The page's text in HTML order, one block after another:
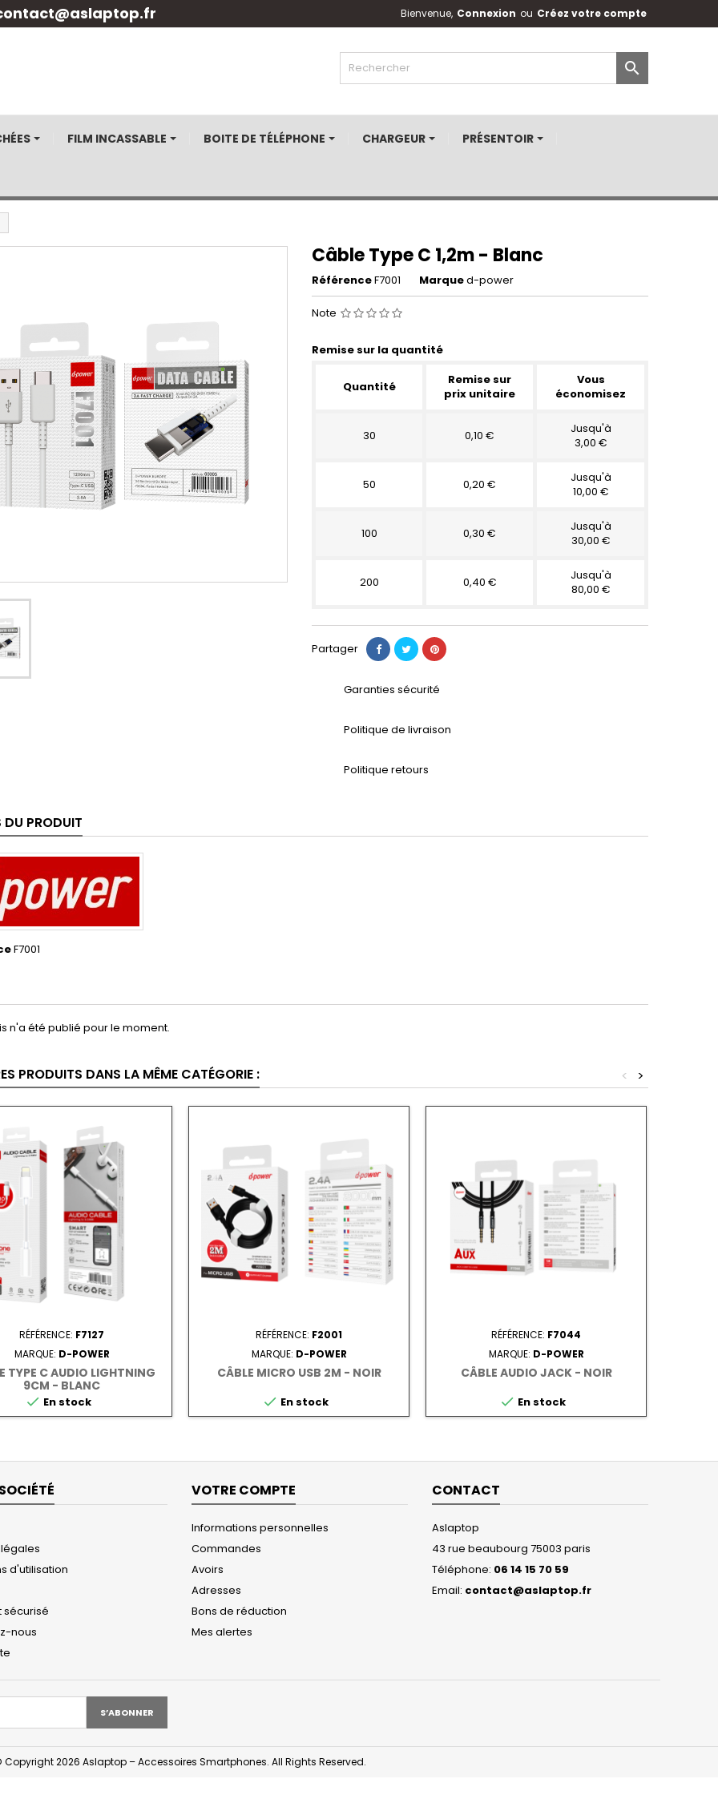
Bienvenue, Connexion ou Créez votre compte

FILM INCASSABLE BOITE DE TÉLÉPHONE CHARGEUR PRÉSENTOIR
Câble Type C 1,2m - Blanc
RéférenceF7001 Marqued-power
Note
Remise sur la quantité
Quantité
Remise sur
prix unitaire
Vous
économisez
30 0,10 €
Jusqu'à
3,00 €
50 0,20 €
Jusqu'à
10,00 €
100 0,30 €
Jusqu'à
30,00 €
200 0,40 €
Jusqu'à
80,00 €
Partager
Garanties sécurité
Politique de livraison
Politique retours
DU PRODUIT
F7001
n'a été publié pour le moment.
PRODUITS DANS LA MÊME CATÉGORIE : >
<
RÉFÉRENCE: F7127
MARQUE: D-POWER
TYPE C AUDIO LIGHTNING
9CM - BLANC
 En stock
RÉFÉRENCE: F2001
MARQUE: D-POWER
CÂBLE MICRO USB 2M - NOIR
 En stock
RÉFÉRENCE: F7044
MARQUE: D-POWER
CÂBLE AUDIO JACK - NOIR
 En stock
d'utilisation
sécurisé
nous
VOTRE COMPTE
Informations personnelles
Commandes
Avoirs
Adresses
Bons de réduction
Mes alertes
CONTACT
Aslaptop
43 rue beaubourg 75003 paris
Téléphone: 06 14 15 70 59
Email: contact@aslaptop.fr
Copyright 2026 Aslaptop – Accessoires Smartphones. All Rights Reserved.